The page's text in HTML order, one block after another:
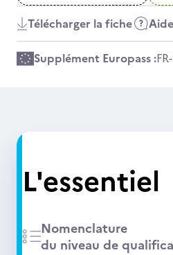
Télécharger la fiche
Supplément Europass :FR-
L'essentiel
Nomenclature
du niveau de